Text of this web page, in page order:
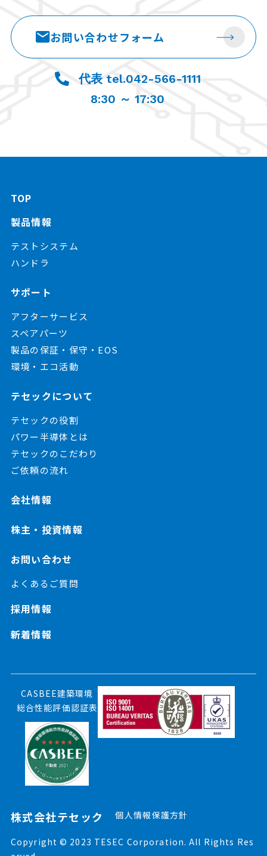
お問い合わせフォーム
代表 tel.042-566-1111
8:30 ～ 17:30
TOP
製品情報
テストシステム
ハンドラ
サポート
アフターサービス
スペアパーツ
製品の保証・保守・EOS
環境・エコ活動
テセックについて
テセックの役割
パワー半導体とは
テセックのこだわり
ご依頼の流れ
会社情報
株主・投資情報
お問い合わせ
よくあるご質問
採用情報
新着情報
株式会社テセック 個人情報保護方針
Copyright © 2023 TESEC Corporation. All Rights Res
CASBEE建築環境
総合性能評価認証表